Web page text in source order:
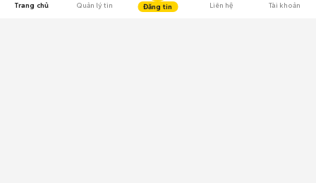
Trang chủ Quản lý tin Đăng tin Liên hệ Tài khoản